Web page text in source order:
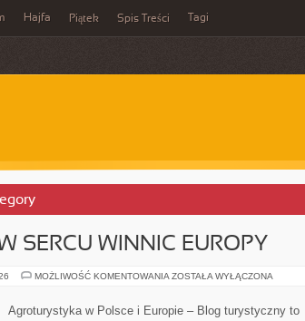
Hajfa Piątek Spis Treści Tagi
SERCU WINNIC EUROPY
MOŻLIWOŚĆ KOMENTOWANIA AGROTURYSTYKA
WINNIC
EUROPY
ZOSTAŁA WYŁĄCZONA
Agroturystyka w Polsce i Europie – Blog turystyczny to